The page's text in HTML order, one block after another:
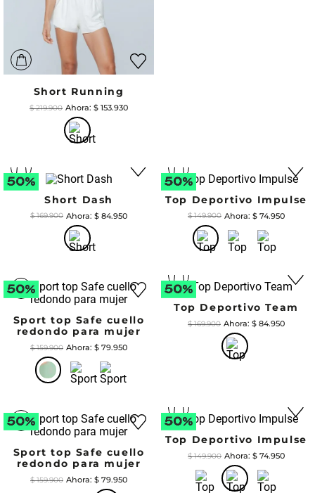
Short Running
$ 219.900 $ 153.930
Short Dash
$ 169.900 $ 84.950
Top Deportivo Impulse
$ 149.900 $ 74.950
Sport top Safe cuello
redondo para mujer
$ 159.900 $ 79.950
Top Deportivo Team
$ 169.900 $ 84.950
Sport top Safe cuello
redondo para mujer
$ 159.900 $ 79.950
Top Deportivo Impulse
$ 149.900 $ 74.950